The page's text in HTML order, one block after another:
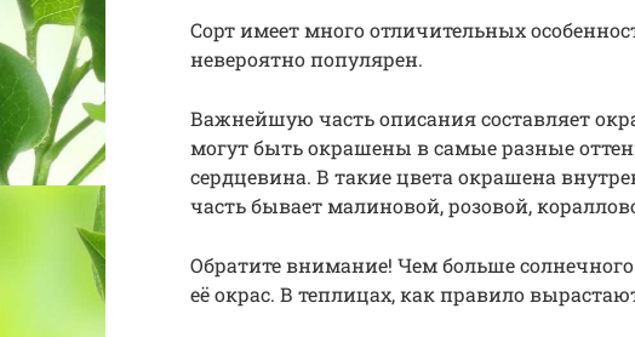
Сорт имеет много отличительных
невероятно популярен.
Важнейшую часть описания составляет
могут быть окрашены в самые разные
сердцевина. В такие цвета окрашена
часть бывает малиновой, розовой,
Обратите внимание! Чем больше солнечного
её окрас. В теплицах, как правило